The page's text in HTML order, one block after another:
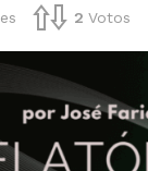
2 Votos